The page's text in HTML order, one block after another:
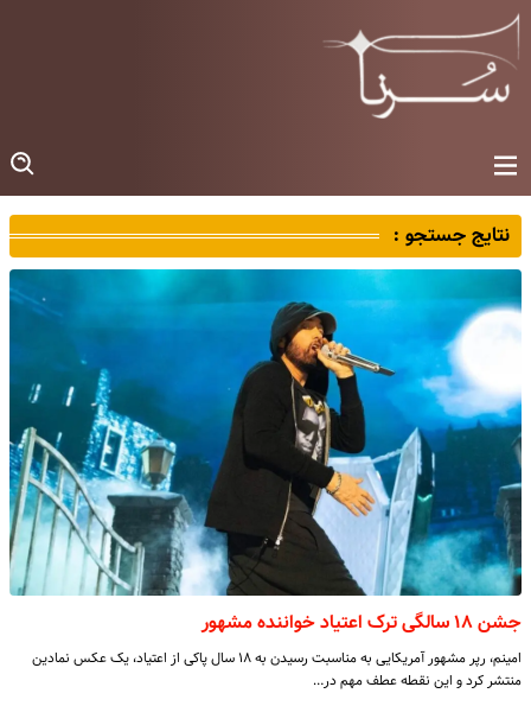
نتایج جستجو :
جشن ۱۸ سالگی ترک اعتیاد خواننده مشهور
امینم، رپر مشهور آمریکایی به مناسبت رسیدن به ۱۸ سال پاکی از اعتیاد، یک عکس نمادین
منتشر کرد و این نقطه عطف مهم در…